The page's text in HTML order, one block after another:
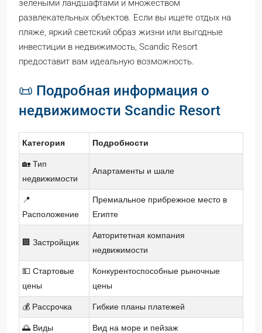
зелеными ландшафтами и множеством
развлекательных объектов. Если вы ищете отдых на
пляже, яркий светский образ жизни или выгодные
инвестиции в недвижимость, Scandic Resort
предоставит вам идеальную возможность.
📜 Подробная информация о
недвижимости Scandic Resort
Категория Подробности
🏡 Тип
недвижимости
Апартаменты и шале
📍
Расположение
Премиальное прибрежное место в
Египте
🏢 Застройщик
Авторитетная компания
недвижимости
💵 Стартовые
цены
Конкурентоспособные рыночные
цены
💰 Рассрочка Гибкие планы платежей
🌅 Виды Вид на море и пейзаж